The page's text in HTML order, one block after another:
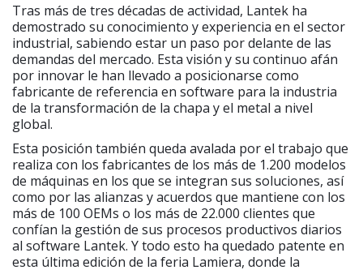
Tras más de tres décadas de actividad, Lantek ha
demostrado su conocimiento y experiencia en el sector
industrial, sabiendo estar un paso por delante de las
demandas del mercado. Esta visión y su continuo afán
por innovar le han llevado a posicionarse como
fabricante de referencia en software para la industria
de la transformación de la chapa y el metal a nivel
global.
Esta posición también queda avalada por el trabajo que
realiza con los fabricantes de los más de 1.200 modelos
de máquinas en los que se integran sus soluciones, así
como por las alianzas y acuerdos que mantiene con los
más de 100 OEMs o los más de 22.000 clientes que
confían la gestión de sus procesos productivos diarios
al software Lantek. Y todo esto ha quedado patente en
esta última edición de la feria Lamiera, donde la